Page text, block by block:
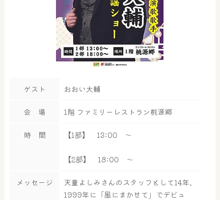
ゲスト おおい大輔
会 場 1階 ファミリーレストラン桃源郷
時 間 【1部】 13:00 ～
【2部】 18:00 ～
メッセージ
天童よしみさんのスタッフとして14年、
1999年に「風にまかせて」でデビュ